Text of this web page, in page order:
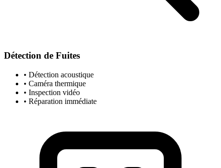
Détection de Fuites
• Détection acoustique
• Caméra thermique
• Inspection vidéo
• Réparation immédiate